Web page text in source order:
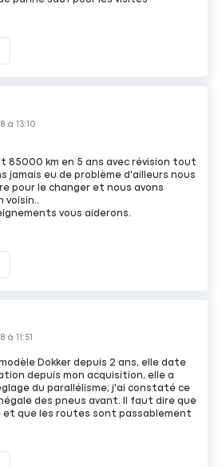
à13:10
85000 km en 5 ans avec révision tout
jamais eu de problème d'ailleurs nous
pour le changer et nous avons
voisin..
vous aiderons.
à11:51
Dokker depuis 2 ans, elle date
depuis mon acquisition, elle a
du parallélisme; j'ai constaté ce
des pneus avant. Il faut dire que
et que les routes sont passablement